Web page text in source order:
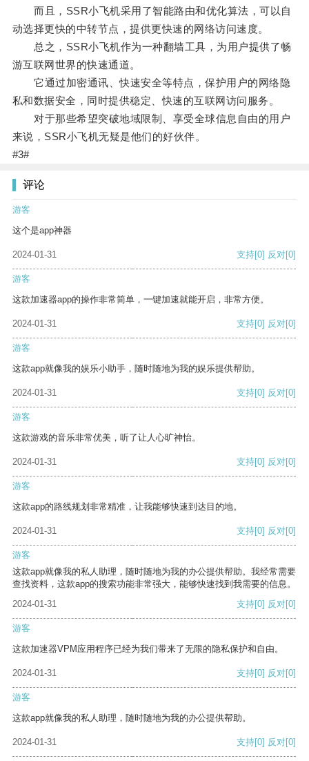
而且，SSR小飞机采用了智能路由和优化算法，可以自
动选择更快的中转节点，提供更快速的网络访问速度。
总之，SSR小飞机作为一种翻墙工具，为用户提供了畅
游互联网世界的快速通道。
它通过加密通讯、快速安全等特点，保护用户的网络隐
私和数据安全，同时提供稳定、快速的互联网访问服务。
对于那些希望突破地域限制、享受全球信息自由的用户
来说，SSR小飞机无疑是他们的好伙伴。
#3#
评论
游客
这个是app神器
2024-01-31 支持[0] 反对[0]
游客
这款加速器app的操作非常简单，一键加速就能开启，非常方便。
2024-01-31 支持[0] 反对[0]
游客
这款app就像我的娱乐小助手，随时随地为我的娱乐提供帮助。
2024-01-31 支持[0] 反对[0]
游客
这款游戏的音乐非常优美，听了让人心旷神怡。
2024-01-31 支持[0] 反对[0]
游客
这款app的路线规划非常精准，让我能够快速到达目的地。
2024-01-31 支持[0] 反对[0]
游客
这款app就像我的私人助理，随时随地为我的办公提供帮助。我经常需要
查找资料，这款app的搜索功能非常强大，能够快速找到我需要的信息。
2024-01-31
支持[0] 反对[0]
游客
这款加速器VPM应用程序已经为我们带来了无限的隐私保护和自由。
2024-01-31 支持[0] 反对[0]
游客
这款app就像我的私人助理，随时随地为我的办公提供帮助。
2024-01-31 支持[0] 反对[0]